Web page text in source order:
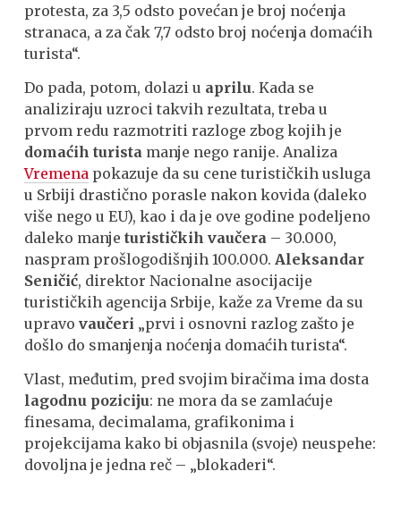
protesta, za 3,5 odsto povećan je broj noćenja
stranaca, a za čak 7,7 odsto broj noćenja domaćih
turista“.
Do pada, potom, dolazi u aprilu. Kada se
analiziraju uzroci takvih rezultata, treba u
prvom redu razmotriti razloge zbog kojih je
domaćih turista manje nego ranije. Analiza
Vremena pokazuje da su cene turističkih usluga
u Srbiji drastično porasle nakon kovida (daleko
više nego u EU), kao i da je ove godine podeljeno
daleko manjeturističkih vaučera – 30.000,
naspram prošlogodišnjih 100.000. Aleksandar
Seničić, direktor Nacionalne asocijacije
turističkih agencija Srbije, kaže za Vreme da su
upravovaučeri „prvi i osnovni razlog zašto je
došlo do smanjenja noćenja domaćih turista“.
Vlast, međutim, pred svojim biračima ima dosta
lagodnu poziciju: ne mora da se zamlaćuje
finesama, decimalama, grafikonima i
projekcijama kako bi objasnila (svoje) neuspehe:
dovoljna je jedna reč – „blokaderi“.